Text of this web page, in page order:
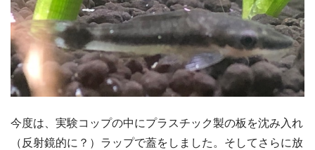
今度は、実験コップの中にプラスチック製の板を沈み入れ
（反射鏡的に？）ラップで蓋をしました。そしてさらに放